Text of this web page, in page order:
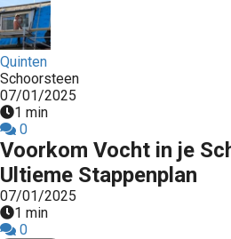
Quinten
Schoorsteen
07/01/2025
1 min
0
Voorkom Vocht in je
Ultieme Stappenplan
07/01/2025
1 min
0